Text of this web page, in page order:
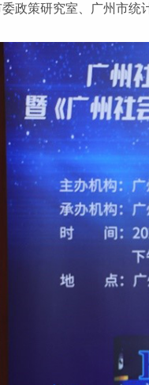
政策研究室、广州市统